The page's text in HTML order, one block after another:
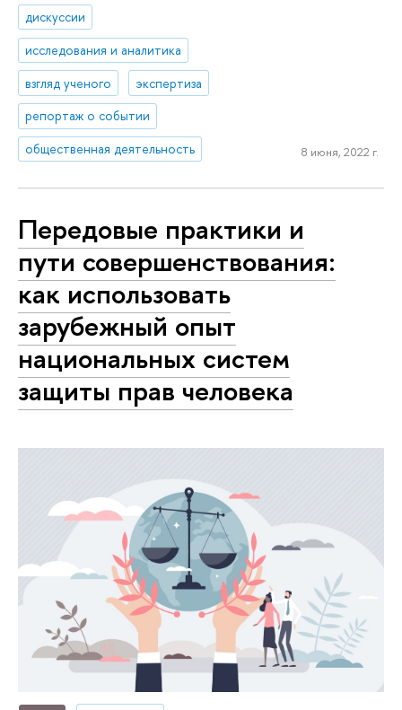
дискуссии
исследования и аналитика
взгляд ученого
экспертиза
репортаж о событии
общественная деятельность
8 июня, 2022 г.
Передовые практики и
пути совершенствования:
как использовать
зарубежный опыт
национальных систем
защиты прав человека